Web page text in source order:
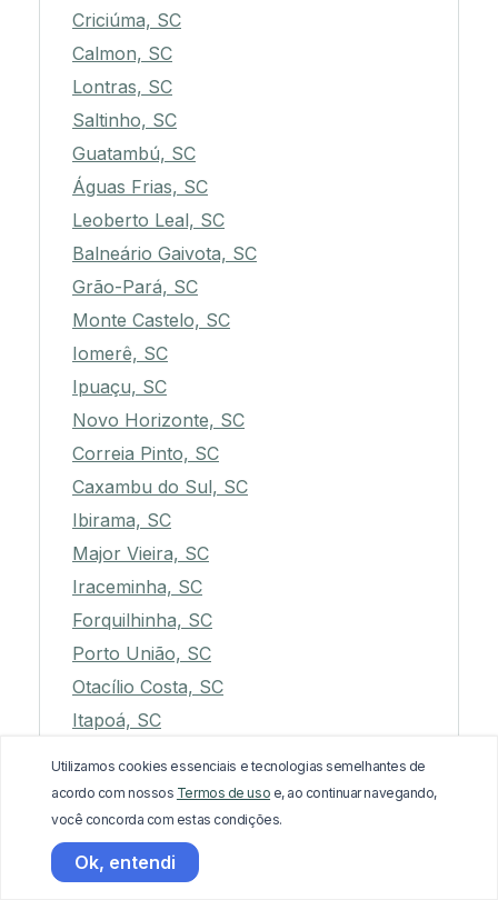
Criciúma, SC
Calmon, SC
Lontras, SC
Saltinho, SC
Guatambú, SC
Águas Frias, SC
Leoberto Leal, SC
Balneário Gaivota, SC
Grão-Pará, SC
Monte Castelo, SC
Iomerê, SC
Ipuaçu, SC
Novo Horizonte, SC
Correia Pinto, SC
Caxambu do Sul, SC
Ibirama, SC
Major Vieira, SC
Iraceminha, SC
Forquilhinha, SC
Porto União, SC
Otacílio Costa, SC
Itapoá, SC
Marema, SC
Três Barras, SC
Balneário Barra do Sul, SC
Apiúna, SC
Utilizamos cookies essenciais e tecnologias semelhantes de
acordo com nossos Termos de uso e, ao continuar navegando,
você concorda com estas condições.
Ok, entendi